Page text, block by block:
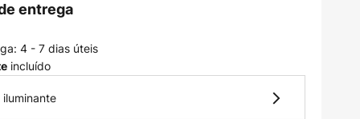
entrega
4 - 7 dias úteis
incluído
iluminante